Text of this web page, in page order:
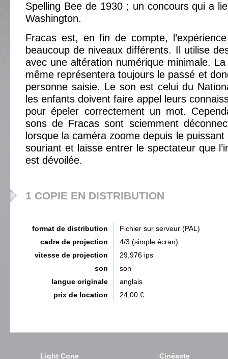
Spelling Bee de 1930 ; un concours qui a
Washington.
Fracas est, en fin de compte,
beaucoup de niveaux différents. Il utilise
avec une altération numérique minimale.
même représentera toujours le passé et
personne saisie. Le son est celui du
les enfants doivent faire appel leurs
pour épeler correctement un mot.
sons de Fracas sont sciemment
lorsque la caméra zoome depuis le puissant
souriant et laisse entrer le spectateur que
est dévoilée.
1 COPIE EN DISTRIBUTION
format de distribution
Fichier sur serveur (PAL)
cadre de projection
4/3 (simple écran)
vitesse de projection
29,976 ips
son
son
langue originale
anglais
prix de location
24,00 €
Light Cone Cinéaste